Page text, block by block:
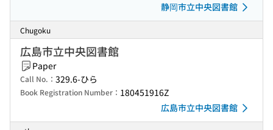
静岡市立中央図書館
Chugoku
広島市立中央図書館
Paper
Call No.： 329.6-ひら
Book Registration Number： 180451916Z
広島市立中央図書館